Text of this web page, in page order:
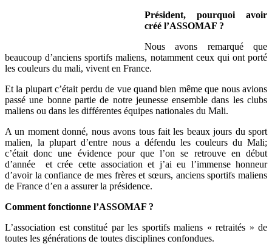
Président, pourquoi avoir
créé l’ASSOMAF ?
Nous avons remarqué que
beaucoup d’anciens sportifs maliens, notamment ceux qui ont porté
les couleurs du mali, vivent en France.
Et la plupart c’était perdu de vue quand bien même que nous avions
passé une bonne partie de notre jeunesse ensemble dans les clubs
maliens ou dans les différentes équipes nationales du Mali.
A un moment donné, nous avons tous fait les beaux jours du sport
malien, la plupart d’entre nous a défendu les couleurs du Mali;
c’était donc une évidence pour que l’on se retrouve en début
d’année et crée cette association et j’ai eu l’immense honneur
d’avoir la confiance de mes frères et sœurs, anciens sportifs maliens
de France d’en a assurer la présidence.
Comment fonctionne l’ASSOMAF ?
L’association est constitué par les sportifs maliens « retraités » de
toutes les générations de toutes disciplines confondues.